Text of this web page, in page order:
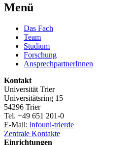
Menü
Das Fach
Team
Studium
Forschung
AnsprechpartnerInnen
Kontakt
Universität Trier
Universitätsring 15
54296 Trier
Tel. +49 651 201-0
E-Mail: infouni-trierde
Zentrale Kontakte
Einrichtungen